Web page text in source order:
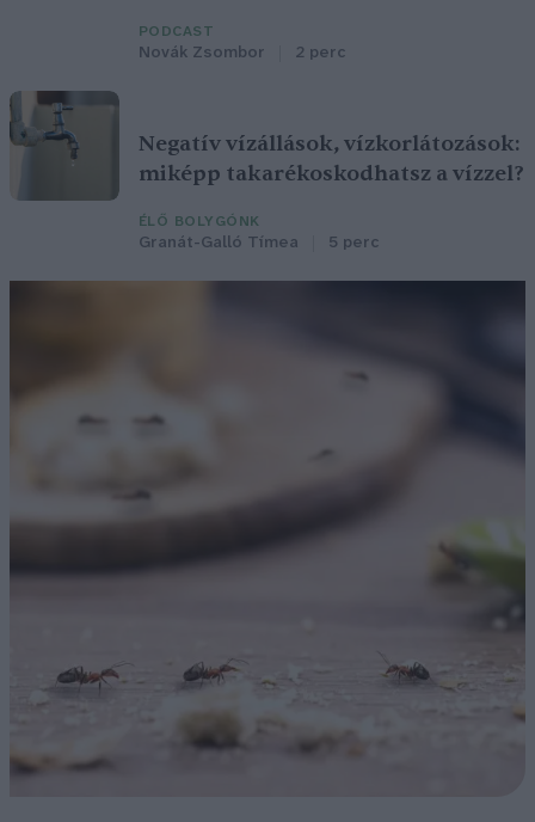
PODCAST
Novák Zsombor 2 perc
Negatív vízállások, vízkorlátozások:
miképp takarékoskodhatsz a vízzel?
ÉLŐ BOLYGÓNK
Granát-Galló Tímea 5 perc